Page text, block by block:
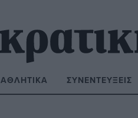
ΑΘΛΗΤΙΚΆ ΣΥΝΕΝΤΕΎΞΕΙΣ